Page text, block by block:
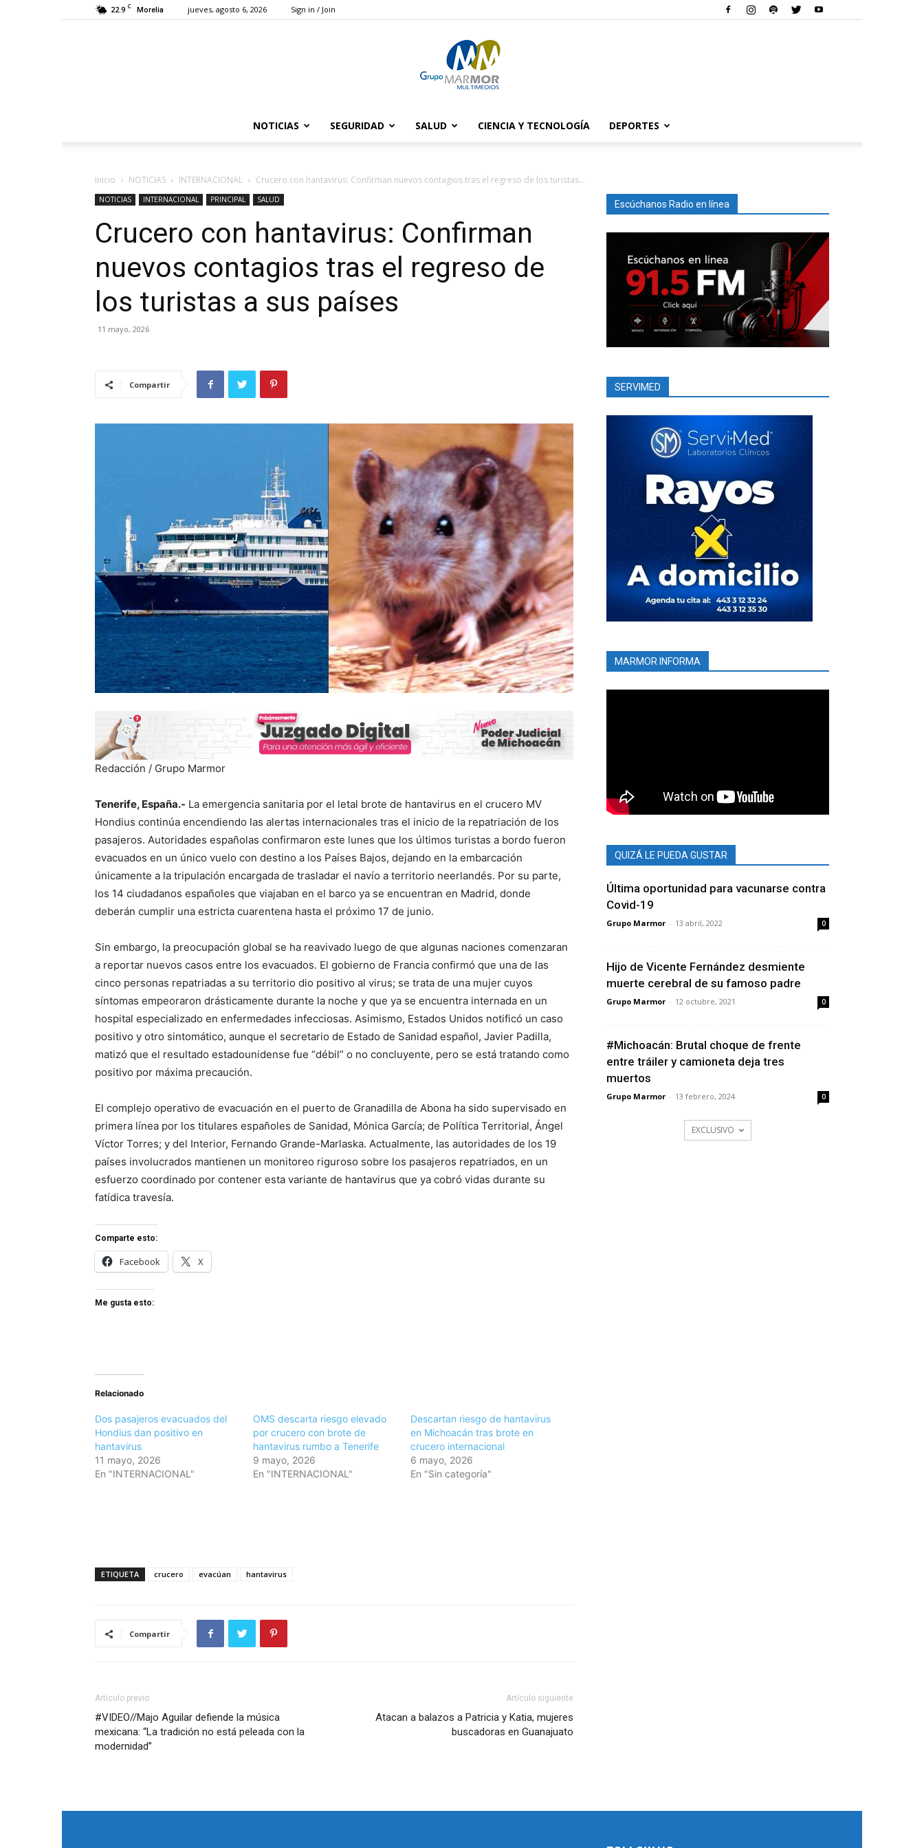
22.9 C Morelia jueves, agosto 6, 2026 Sign in / Join
Marmor
NOTICIAS SEGURIDAD SALUD CIENCIA Y TECNOLOGÍA DEPORTES
Inicio NOTICIAS INTERNACIONAL Crucero con hantavirus: Confirman nuevos contagios tras el regreso de los turistas...
NOTICIAS INTERNACIONAL PRINCIPAL SALUD
Crucero con hantavirus: Confirman
nuevos contagios tras el regreso de
los turistas a sus países
11 mayo, 2026
Compartir
Redacción / Grupo Marmor
Tenerife, España.- La emergencia sanitaria por el letal brote de hantavirus en el crucero MV
Hondius continúa encendiendo las alertas internacionales tras el inicio de la repatriación de los
pasajeros. Autoridades españolas confirmaron este lunes que los últimos turistas a bordo fueron
evacuados en un único vuelo con destino a los Países Bajos, dejando en la embarcación
únicamente a la tripulación encargada de trasladar el navío a territorio neerlandés. Por su parte,
los 14 ciudadanos españoles que viajaban en el barco ya se encuentran en Madrid, donde
deberán cumplir una estricta cuarentena hasta el próximo 17 de junio.
Sin embargo, la preocupación global se ha reavivado luego de que algunas naciones comenzaran
a reportar nuevos casos entre los evacuados. El gobierno de Francia confirmó que una de las
cinco personas repatriadas a su territorio dio positivo al virus; se trata de una mujer cuyos
síntomas empeoraron drásticamente durante la noche y que ya se encuentra internada en un
hospital especializado en enfermedades infecciosas. Asimismo, Estados Unidos notificó un caso
positivo y otro sintomático, aunque el secretario de Estado de Sanidad español, Javier Padilla,
matizó que el resultado estadounidense fue “débil” o no concluyente, pero se está tratando como
positivo por máxima precaución.
El complejo operativo de evacuación en el puerto de Granadilla de Abona ha sido supervisado en
primera línea por los titulares españoles de Sanidad, Mónica García; de Política Territorial, Ángel
Víctor Torres; y del Interior, Fernando Grande-Marlaska. Actualmente, las autoridades de los 19
países involucrados mantienen un monitoreo riguroso sobre los pasajeros repatriados, en un
esfuerzo coordinado por contener esta variante de hantavirus que ya cobró vidas durante su
fatídica travesía.
Comparte esto:
Facebook X
Me gusta esto:
Relacionado
Dos pasajeros evacuados del
Hondius dan positivo en
hantavirus
11 mayo, 2026
En "INTERNACIONAL"
OMS descarta riesgo elevado
por crucero con brote de
hantavirus rumbo a Tenerife
9 mayo, 2026
En "INTERNACIONAL"
Descartan riesgo de hantavirus
en Michoacán tras brote en
crucero internacional
6 mayo, 2026
En "Sin categoría"
ETIQUETA crucero evacúan hantavirus
Compartir
Artículo previo
#VIDEO//Majo Aguilar defiende la música
mexicana: “La tradición no está peleada con la
modernidad”
Artículo siguiente
Atacan a balazos a Patricia y Katia, mujeres
buscadoras en Guanajuato
Escúchanos Radio en línea
SERVIMED
MARMOR INFORMA
QUIZÁ LE PUEDA GUSTAR
Última oportunidad para vacunarse contra
Covid-19
Grupo Marmor - 13 abril, 2022 0
Hijo de Vicente Fernández desmiente
muerte cerebral de su famoso padre
Grupo Marmor - 12 octubre, 2021 0
#Michoacán: Brutal choque de frente
entre tráiler y camioneta deja tres
muertos
Grupo Marmor - 13 febrero, 2024 0
EXCLUSIVO